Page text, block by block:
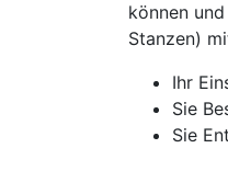
können
Stanzen)
Ihr
Sie
Sie